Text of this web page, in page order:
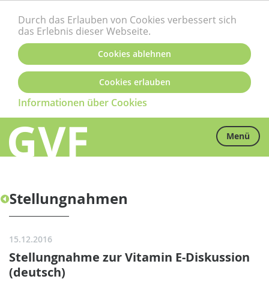
Durch das Erlauben von Cookies verbessert sich
das Erlebnis dieser Webseite.
Cookies ablehnen
Informationen über Cookies
Cookies erlauben
Menü
Stellungnahmen
15.12.2016
Stellungnahme zur Vitamin E-Diskussion
(deutsch)